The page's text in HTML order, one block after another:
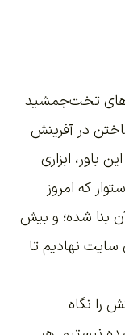
سایه ستون‌های تخت‌جمشید
در آفرینش
باور، ابزاری
که امروز
آن بنا شده؛ و بیش
سایت نهادیم تا
را نگاه